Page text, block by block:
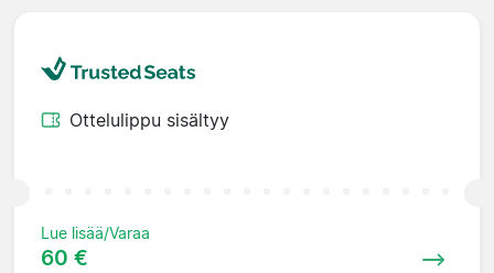
Ottelulippu sisältyy
Lue lisää/Varaa
60 €